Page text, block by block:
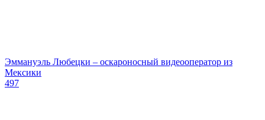
Эммануэль Любецки – оскароносный видеооператор из
Мексики
497